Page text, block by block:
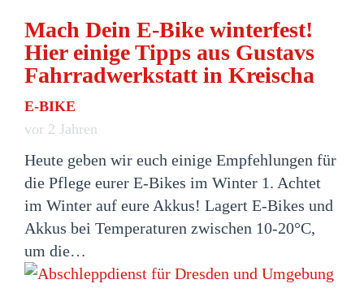
Mach Dein E-Bike winterfest!
Hier einige Tipps aus Gustavs
Fahrradwerkstatt in Kreischa
E-BIKE
vor 2 Jahren
Heute geben wir euch einige Empfehlungen für
die Pflege eurer E-Bikes im Winter 1. Achtet
im Winter auf eure Akkus! Lagert E-Bikes und
Akkus bei Temperaturen zwischen 10-20°C,
um die…